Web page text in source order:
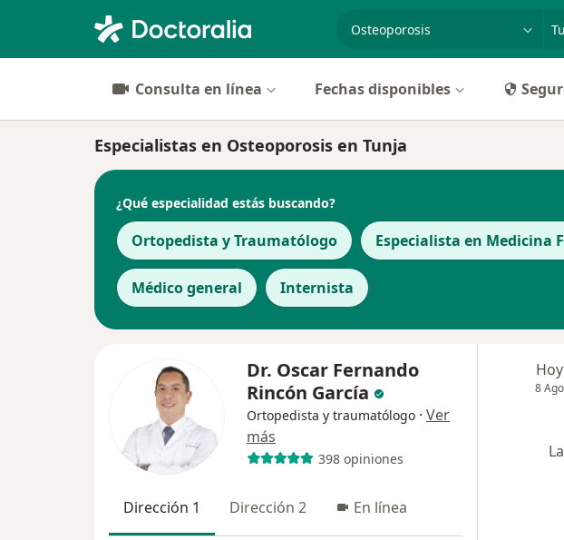
Consulta en línea Fechas disponibles
Especialistas en Osteoporosis en Tunja
¿Qué especialidad estás buscando?
Ortopedista y Traumatólogo Especialista en Medicina
Médico general Internista
Dr. Oscar Fernando
Rincón García
Ortopedista y traumatólogo · Ver
más
398 opiniones
Dirección 1 Dirección 2 En línea
Hoy
8 Ago